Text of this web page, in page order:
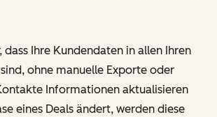
dass Ihre Kundendaten in allen Ihren
ohne manuelle Exporte oder
Informationen aktualisieren
eines Deals ändert, werden diese